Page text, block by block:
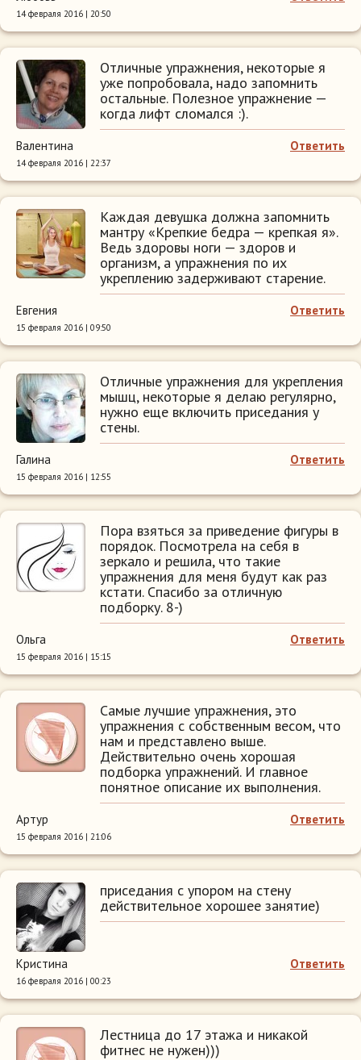
14 февраля 2016 | 20:50
Отличные упражнения, некоторые я
уже попробовала, надо запомнить
остальные. Полезное упражнение —
когда лифт сломался :).
Ответить
Валентина
14 февраля 2016 | 22:37
Каждая девушка должна запомнить
мантру «Крепкие бедра — крепкая я».
Ведь здоровы ноги — здоров и
организм, а упражнения по их
укреплению задерживают старение.
Ответить
Евгения
15 февраля 2016 | 09:50
Отличные упражнения для укрепления
мышц, некоторые я делаю регулярно,
нужно еще включить приседания у
стены.
Ответить
Галина
15 февраля 2016 | 12:55
Пора взяться за приведение фигуры в
порядок. Посмотрела на себя в
зеркало и решила, что такие
упражнения для меня будут как раз
кстати. Спасибо за отличную
подборку. 8-)
Ответить
Ольга
15 февраля 2016 | 15:15
Самые лучшие упражнения, это
упражнения с собственным весом, что
нам и представлено выше.
Действительно очень хорошая
подборка упражнений. И главное
понятное описание их выполнения.
Ответить
Артур
15 февраля 2016 | 21:06
приседания с упором на стену
действительное хорошее занятие)
Ответить
Кристина
16 февраля 2016 | 00:23
Лестница до 17 этажа и никакой
фитнес не нужен)))